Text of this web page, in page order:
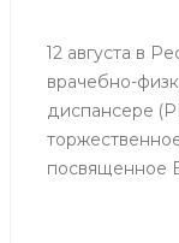
12 августа в
врачебно-
диспансере
посвященное